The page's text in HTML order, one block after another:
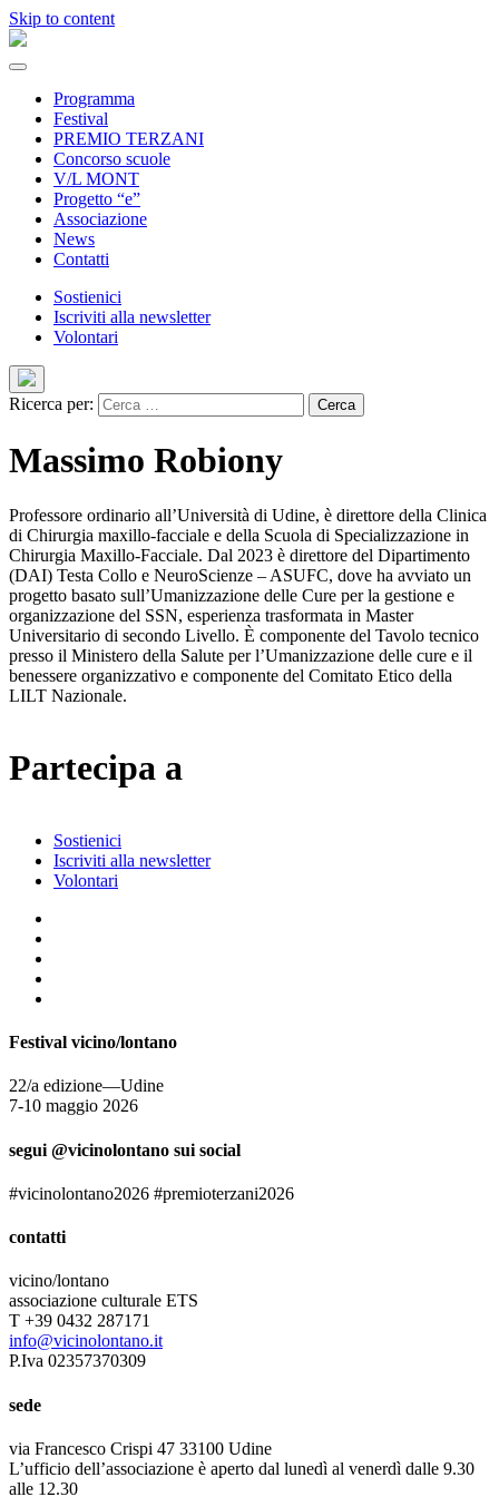
Skip to content
Programma
Festival
PREMIO TERZANI
Concorso scuole
V/L MONT
Progetto “e”
Associazione
News
Contatti
Sostienici
Iscriviti alla newsletter
Volontari
Ricerca per:
Massimo Robiony
Professore ordinario all’Università di Udine, è direttore della Clinica
di Chirurgia maxillo-facciale e della Scuola di Specializzazione in
Chirurgia Maxillo-Facciale. Dal 2023 è direttore del Dipartimento
(DAI) Testa Collo e NeuroScienze – ASUFC, dove ha avviato un
progetto basato sull’Umanizzazione delle Cure per la gestione e
organizzazione del SSN, esperienza trasformata in Master
Universitario di secondo Livello. È componente del Tavolo tecnico
presso il Ministero della Salute per l’Umanizzazione delle cure e il
benessere organizzativo e componente del Comitato Etico della
LILT Nazionale.
Partecipa a
Sostienici
Iscriviti alla newsletter
Volontari
Festival vicino/lontano
22/a edizione—Udine
7-10 maggio 2026
segui @vicinolontano sui social
#vicinolontano2026 #premioterzani2026
contatti
vicino/lontano
associazione culturale ETS
T +39 0432 287171
info@vicinolontano.it
P.Iva 02357370309
sede
via Francesco Crispi 47 33100 Udine
L’ufficio dell’associazione è aperto dal lunedì al venerdì dalle 9.30
alle 12.30